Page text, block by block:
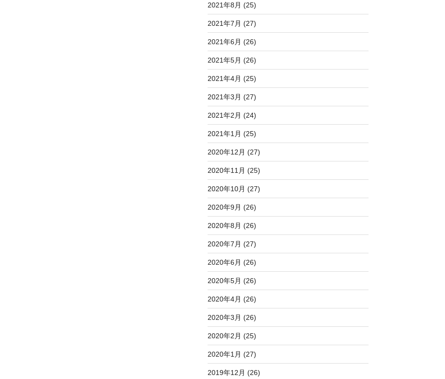
2021年8月 (25)
2021年7月 (27)
2021年6月 (26)
2021年5月 (26)
2021年4月 (25)
2021年3月 (27)
2021年2月 (24)
2021年1月 (25)
2020年12月 (27)
2020年11月 (25)
2020年10月 (27)
2020年9月 (26)
2020年8月 (26)
2020年7月 (27)
2020年6月 (26)
2020年5月 (26)
2020年4月 (26)
2020年3月 (26)
2020年2月 (25)
2020年1月 (27)
2019年12月 (26)